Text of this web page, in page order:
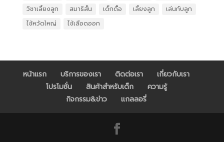
วิชาเลี้ยงลูก
สมาธิสั้น เด็กดื้อ เลี้ยงลูก
เล่นกับลูก
ไข้หวัดใหญ่
ไข้เลือดออก
หน้าแรก บริการของเรา ติดต่อเรา
เกี่ยวกับเรา
โปรโมชั่น
สินค้าสำหรับเด็ก
ความรู้
กิจกรรม&ข่าว
แกลลอรี่